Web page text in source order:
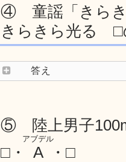
④ 童謡「きらき
きらきら光る
答え
⑤ 陸上男子
□・
A
アブデル
・□